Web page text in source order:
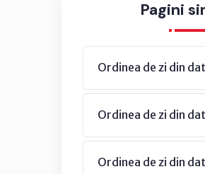
Pagini
Ordinea de zi din
Ordinea de zi din
Ordinea de zi din